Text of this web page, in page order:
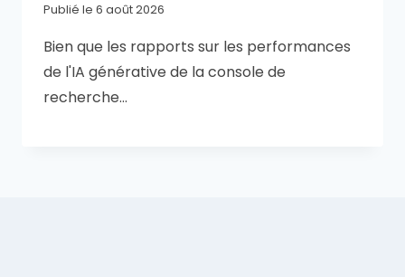
Publié le 6 août 2026
Bien que les rapports sur les performances
de l'IA générative de la console de
recherche…